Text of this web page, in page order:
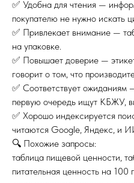
✅ Удобна для чтения —
покупателю не нужно искать
✅ Привлекает внимание —
на упаковке.
✅ Повышает доверие —
говорит о том, что
✅ Соответствует ожиданиям
первую очередь ищут КБЖУ,
✅ Хорошо индексируется
читаются Google, Яндекс, и
🔍 Похожие запросы:
таблица пищевой ценности,
питательная ценность на 100